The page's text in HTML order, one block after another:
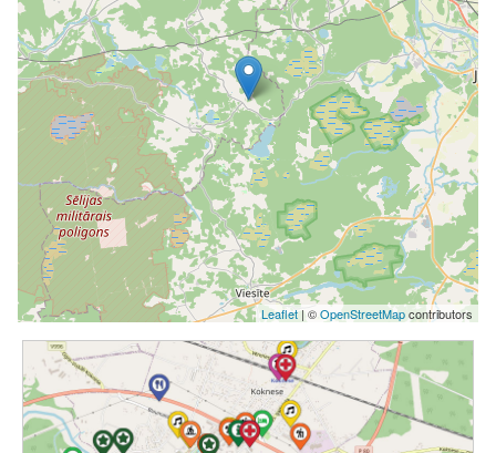
Leaflet| ©OpenStreetMapcontributors